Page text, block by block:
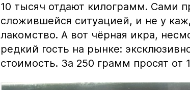
10 тысяч отдают килограмм. Сами
сложившейся ситуацией, и не у
лакомство. А вот чёрная икра,
редкий гость на рынке:
стоимость. За 250 грамм просят от